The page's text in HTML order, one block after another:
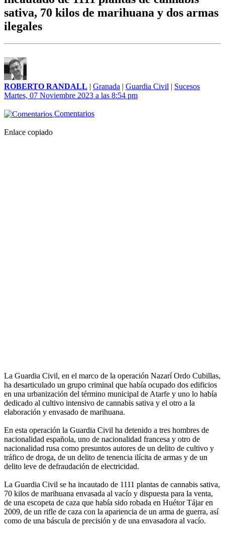
sativa, 70 kilos de marihuana y dos armas
ilegales
ROBERTO RANDALL | Granada | Guardia Civil | Sucesos
Martes, 07 Noviembre 2023 a las 8:54 pm
Comentarios
Enlace copiado
La Guardia Civil, en el marco de la operación Nazarí Ordo Cubillas,
ha desarticulado un grupo criminal que había ocupado dos edificios
en una urbanización del término municipal de Atarfe y uno lo había
dedicado al cultivo intensivo de cannabis sativa y el otro a la
elaboración y envasado de marihuana.
En esta operación la Guardia Civil ha detenido a tres hombres de
nacionalidad española, uno de nacionalidad francesa y otro de
nacionalidad rusa como presuntos autores de un delito de cultivo y
tráfico de droga, de un delito de tenencia ilícita de armas y de un
delito leve de defraudación de electricidad.
La Guardia Civil se ha incautado de 1111 plantas de cannabis sativa,
70 kilos de marihuana envasada al vacío y dispuesta para la venta,
de una escopeta de caza que había sido robada en Huétor Tájar en
2009, de un rifle de caza con la apariencia de un arma de guerra, así
como de una báscula de precisión y de una envasadora al vacío.